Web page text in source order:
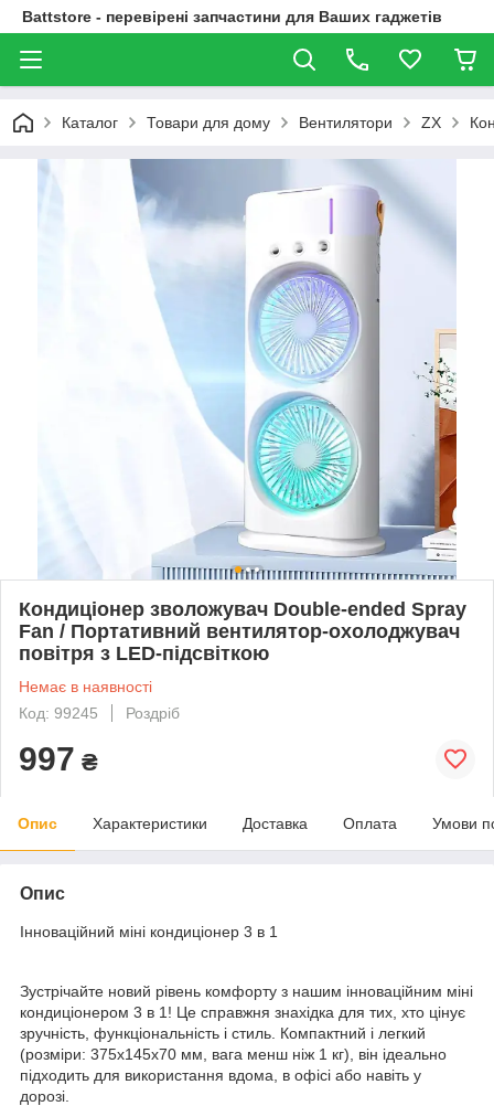
Battstore - перевірені запчастини для Ваших гаджетів
Каталог Товари для дому Вентилятори ZX
Кондиціонер зволожувач Double-ended Spray
Fan / Портативний вентилятор-охолоджувач
повітря з LED-підсвіткою
Немає в наявності
Код: 99245
Роздріб
997 ₴
Опис Характеристики Доставка Оплата Умови
Опис
Інноваційний міні кондиціонер 3 в 1
Зустрічайте новий рівень комфорту з нашим інноваційним міні
кондиціонером 3 в 1! Це справжня знахідка для тих, хто цінує
зручність, функціональність і стиль. Компактний і легкий
(розміри: 375x145х70 мм, вага менш ніж 1 кг), він ідеально
підходить для використання вдома, в офісі або навіть у
дорозі.